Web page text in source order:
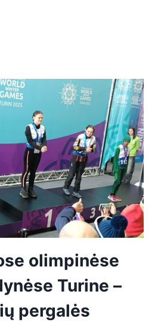
olimpinėse
Turine –
pergalės